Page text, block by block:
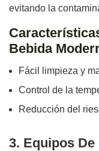
evitando la
Bebida
Fácil limpieza y
Control de la
Reducción del
3. Equipos